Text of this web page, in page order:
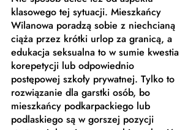
klasowego tej sytuacji. Mieszkańcy
Wilanowa poradzą sobie z niechcianą
ciąża przez krótki urlop za granicą, a
edukacja seksualna to w sumie kwestia
korepetycji lub odpowiednio
postępowej szkoły prywatnej. Tylko to
rozwiązanie dla garstki osób, bo
mieszkańcy podkarpackiego lub
podlaskiego są w gorszej pozycji